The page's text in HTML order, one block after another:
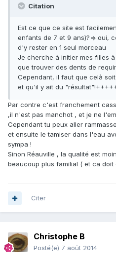
Citation
Est ce que ce site est
enfants de 7 et 9 ans)?=> oui,
d'y rester en 1 seul morceau
Je cherche à initier mes filles
que trouver des dents de
Cependant, il faut que celà
et qu'il y ait du
Par contre c'est franchement
,il n'est pas manchot , et je ne
Cependant tu peux aller
et ensuite le tamiser dans l'eau
sympa !
Sinon Réauville , la qualité est
beaucoup plus familial ( et ca
Citer
Christophe B
Posté(e) 7 août 2014